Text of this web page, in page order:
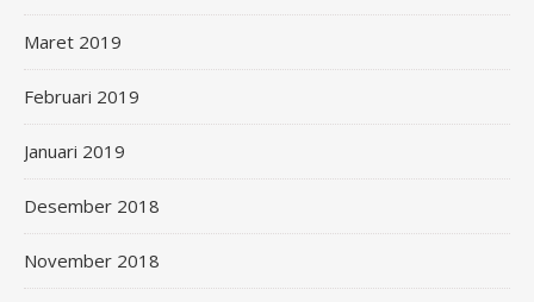
Maret 2019
Februari 2019
Januari 2019
Desember 2018
November 2018